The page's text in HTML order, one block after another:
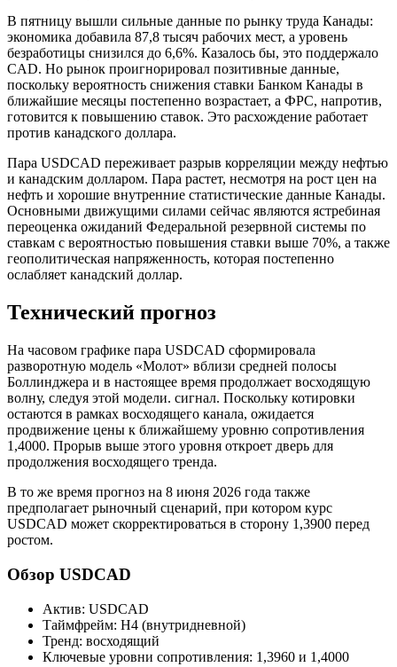
В пятницу вышли сильные данные по рынку труда Канады:
экономика добавила 87,8 тысяч рабочих мест, а уровень
безработицы снизился до 6,6%. Казалось бы, это поддержало
CAD. Но рынок проигнорировал позитивные данные,
поскольку вероятность снижения ставки Банком Канады в
ближайшие месяцы постепенно возрастает, а ФРС, напротив,
готовится к повышению ставок. Это расхождение работает
против канадского доллара.
Пара USDCAD переживает разрыв корреляции между нефтью
и канадским долларом. Пара растет, несмотря на рост цен на
нефть и хорошие внутренние статистические данные Канады.
Основными движущими силами сейчас являются ястребиная
переоценка ожиданий Федеральной резервной системы по
ставкам с вероятностью повышения ставки выше 70%, а также
геополитическая напряженность, которая постепенно
ослабляет канадский доллар.
Технический прогноз
На часовом графике пара USDCAD сформировала
разворотную модель «Молот» вблизи средней полосы
Боллинджера и в настоящее время продолжает восходящую
волну, следуя этой модели. сигнал. Поскольку котировки
остаются в рамках восходящего канала, ожидается
продвижение цены к ближайшему уровню сопротивления
1,4000. Прорыв выше этого уровня откроет дверь для
продолжения восходящего тренда.
В то же время прогноз на 8 июня 2026 года также
предполагает рыночный сценарий, при котором курс
USDCAD может скорректироваться в сторону 1,3900 перед
ростом.
Обзор USDCAD
Актив: USDCAD
Таймфрейм: H4 (внутридневной)
Тренд: восходящий
Ключевые уровни сопротивления: 1,3960 и 1,4000